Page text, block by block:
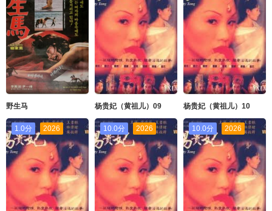
野生马 杨贵妃（黄祖儿）09 杨贵妃（黄祖儿）10
1.0分 2026 10.0分 2026 10.0分 2026